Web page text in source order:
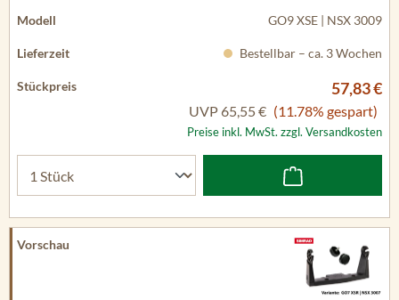
GO9 XSE | NSX 3009
Bestellbar – ca. 3 Wochen
57,83 €
UVP 65,55 € (11.78% gespart)
Preise inkl. MwSt. zzgl. Versandkosten